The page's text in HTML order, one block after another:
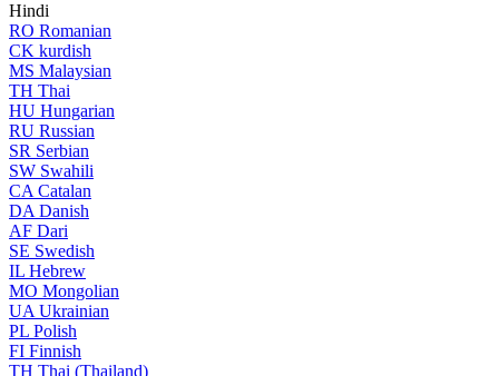
Hindi
RO Romanian
CK kurdish
MS Malaysian
TH Thai
HU Hungarian
RU Russian
SR Serbian
SW Swahili
CA Catalan
DA Danish
AF Dari
SE Swedish
IL Hebrew
MO Mongolian
UA Ukrainian
PL Polish
FI Finnish
TH Thai (Thailand)